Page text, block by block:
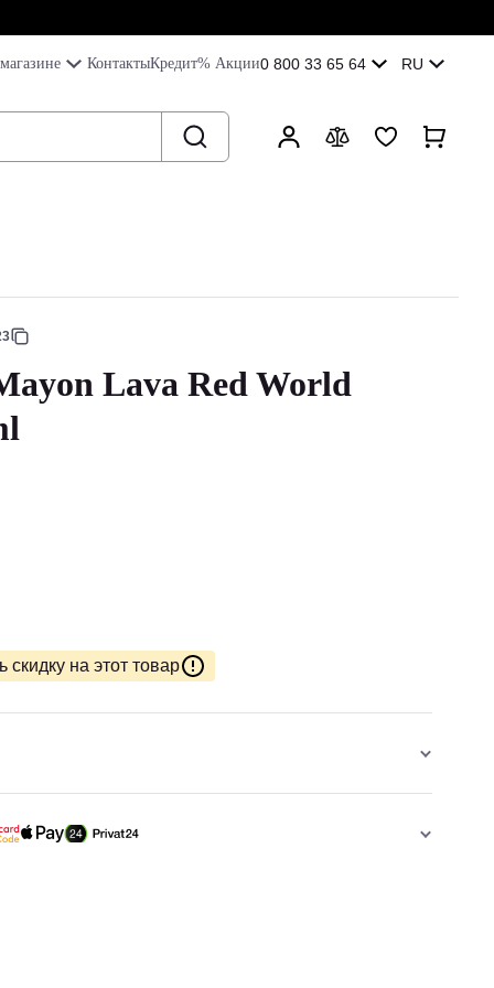
КонтактыКредит% Акции0 800 33 65 64 RU
Lava Red World
скидку на этот товар